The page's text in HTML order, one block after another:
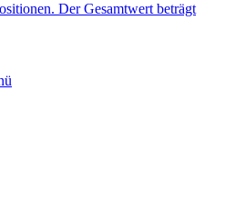
Der Gesamtwert beträgt